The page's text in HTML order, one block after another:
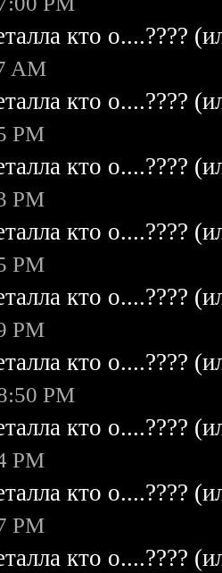
кто о....????
AM
кто о....????
PM
кто о....????
PM
кто о....????
PM
кто о....????
PM
кто о....????
PM
кто о....????
PM
кто о....????
PM
кто о....????